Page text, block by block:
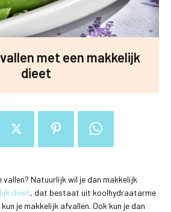
met een makkelijk
dieet
vallen? Natuurlijk wil je dan makkelijk
dieet, dat bestaat uit koolhydraatarme
je makkelijk afvallen. Ook kun je dan